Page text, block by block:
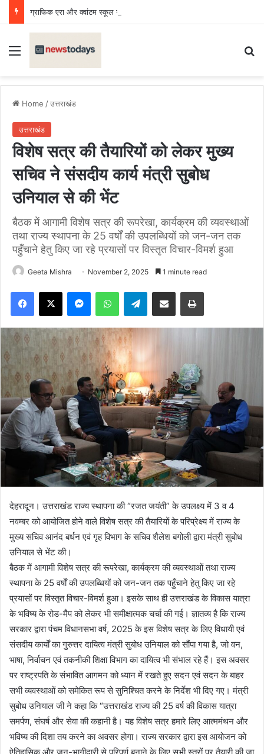
Menu
Home /उत्तराखंड
उत्तराखंड
विशेष सत्र की तैयारियों को लेकर मुख्य
सचिव ने संसदीय कार्य मंत्री सुबोध
उनियाल से की भेंट
बैठक में आगामी विशेष सत्र की रूपरेखा, कार्यक्रम की व्यवस्थाओं
तथा राज्य स्थापना के 25 वर्षों की उपलब्धियों को जन-जन तक
पहुँचाने हेतु किए जा रहे प्रयासों पर विस्तृत विचार-विमर्श हुआ
Geeta Mishra November 2, 2025 1 minute read
Facebook
X MessengerWhatsAppTelegramShare via Email Print
देहरादून। उत्तराखंड राज्य स्थापना की “रजत जयंती” के उपलक्ष्य में 3 व 4
नवम्बर को आयोजित होने वाले विशेष सत्र की तैयारियों के परिप्रेक्ष्य में राज्य के
मुख्य सचिव आनंद बर्धन एवं गृह विभाग के सचिव शैलेश बगोली द्वारा मंत्री सुबोध
उनियाल से भेंट की।
बैठक में आगामी विशेष सत्र की रूपरेखा, कार्यक्रम की व्यवस्थाओं तथा राज्य
स्थापना के 25 वर्षों की उपलब्धियों को जन-जन तक पहुँचाने हेतु किए जा रहे
प्रयासों पर विस्तृत विचार-विमर्श हुआ। इसके साथ ही उत्तराखंड के विकास यात्रा
के भविष्य के रोड-मैप को लेकर भी समीक्षात्मक चर्चा की गई। ज्ञातव्य है कि राज्य
सरकार द्वारा पंचम विधानसभा वर्ष, 2025 के इस विशेष सत्र के लिए विधायी एवं
संसदीय कार्यों का गुरुत्तर दायित्व मंत्री सुबोध उनियाल को सौंपा गया है, जो वन,
भाषा, निर्वाचन एवं तकनीकी शिक्षा विभाग का दायित्व भी संभाल रहे हैं। इस अवसर
पर राष्ट्रपति के संभावित आगमन को ध्यान में रखते हुए सदन एवं सदन के बाहर
सभी व्यवस्थाओं को समेकित रूप से सुनिश्चित करने के निर्देश भी दिए गए। मंत्री
सुबोध उनियाल जी ने कहा कि “उत्तराखंड राज्य की 25 वर्ष की विकास यात्रा
समर्पण, संघर्ष और सेवा की कहानी है। यह विशेष सत्र हमारे लिए आत्ममंथन और
भविष्य की दिशा तय करने का अवसर होगा। राज्य सरकार द्वारा इस आयोजन को